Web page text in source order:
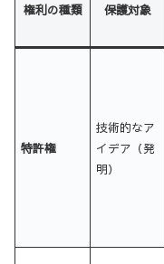
権利の種類 保護対象
特許権
技術的なア
イデア（発
明）